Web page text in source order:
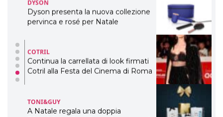
COTRIL
Continua la carrellata di look firmati
Cotril alla Festa del Cinema di Roma
TONI&GUY
A Natale regala una doppia
TONI&GUY “Feel Good Experience”!
LABEL.M lancia la sua innovativa ed